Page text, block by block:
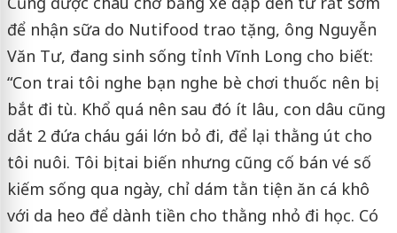
để nhận sữa do Nutifood trao tặng, ông Nguyễn
Văn Tư, đang sinh sống tỉnh Vĩnh Long cho biết:
“Con trai tôi nghe bạn nghe bè chơi thuốc nên bị
bắt đi tù. Khổ quá nên sau đó ít lâu, con dâu cũng
dắt 2 đứa cháu gái lớn bỏ đi, để lại thằng út cho
tôi nuôi. Tôi bị tai biến nhưng cũng cố bán vé số
kiếm sống qua ngày, chỉ dám tằn tiện ăn cá khô
với da heo để dành tiền cho thằng nhỏ đi học. Có